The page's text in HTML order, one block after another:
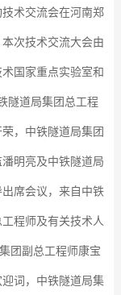
术交流会在河南郑
次技术交流大会由
国家重点实验室和
隧道局集团总工程
，中铁隧道局集团
明亮及中铁隧道局
席会议，来自中铁
程师及有关技术人
团副总工程师康宝
词，中铁隧道局集